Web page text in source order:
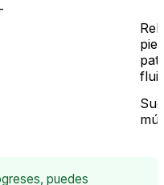
puedes